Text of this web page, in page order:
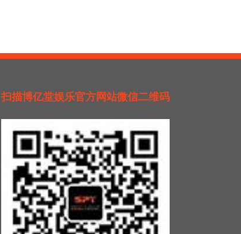
扫描博亿堂娱乐官方网站微信二维码